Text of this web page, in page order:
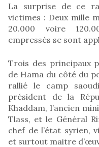
La surprise de ce
victimes : Deux mille
20.000 voire
empressés se sont
Trois des principaux
de Hama du côté du
rallié le camp
président de la
Khaddam, l’ancien
Tlass, et le Général
chef de l’état syrien,
et surtout maitre